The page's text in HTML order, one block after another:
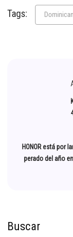
Tags:
HONOR está por
perado del año
Buscar